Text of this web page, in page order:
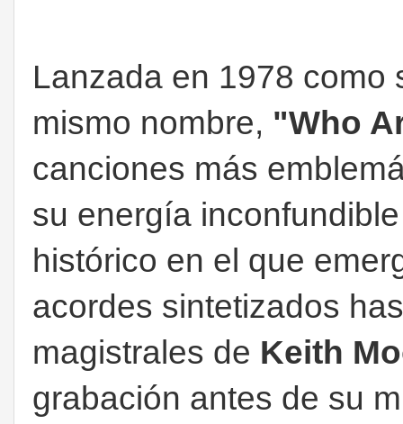
Lanzada en 1978 como
mismo nombre, "Who
canciones más
su energía
histórico en el que
acordes sintetizados
magistrales de Keith
grabación antes de su